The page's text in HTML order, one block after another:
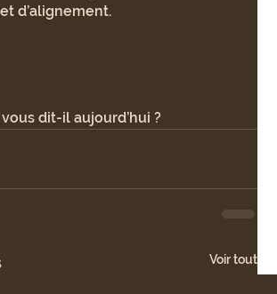
d’alignement.
dit-il aujourd’hui ?
Voir tout